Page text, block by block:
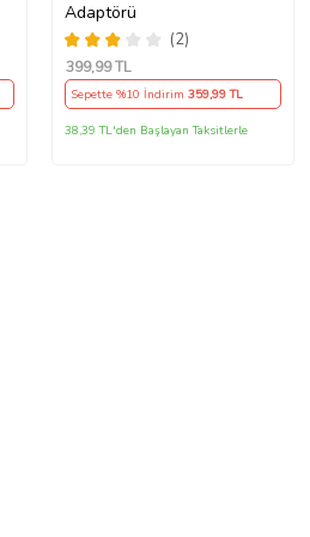
Adaptörü
(2)
399,99 TL
Sepette %10 İndirim359,99 TL
38,39 TL'den Başlayan Taksitlerle